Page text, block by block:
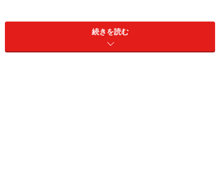
「自分のせいではないのに、他人の失敗について謝罪す
るなんて納得いかない！」という人もいると思います
が、お客様にとっては電話に出た相手が誰であれ、その
続きを読む